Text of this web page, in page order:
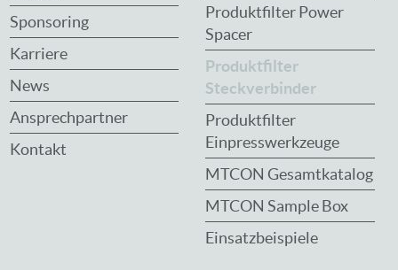
Sponsoring
Karriere
News
Ansprechpartner
Kontakt
Produktfilter Power
Spacer
Produktfilter
Steckverbinder
Produktfilter
Einpresswerkzeuge
MTCON Gesamtkatalog
MTCON Sample Box
Einsatzbeispiele